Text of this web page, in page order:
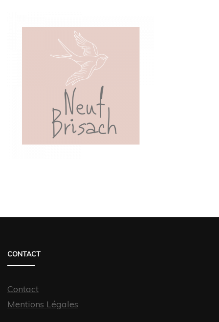
CONTACT
Contact
Mentions Légales